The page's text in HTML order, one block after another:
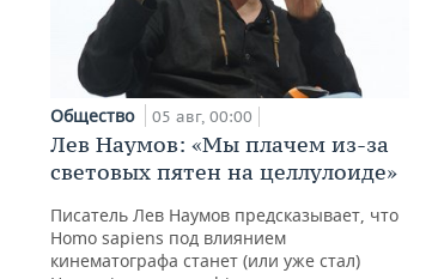
Общество 05 авг, 00:00
Лев Наумов: «Мы плачем из-за
световых пятен на целлулоиде»
Писатель Лев Наумов предсказывает, что
Homo sapiens под влиянием
кинематографа станет (или уже стал)